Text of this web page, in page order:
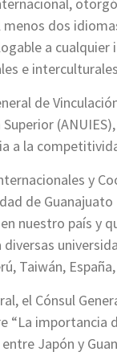
dos
a
e
de
a la
y
de
nuestro país y
Taiwán,
el Cónsul
“La importancia
Japón y